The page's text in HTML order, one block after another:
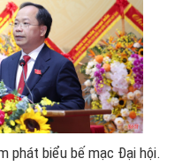
phát biểu bế mạc Đại hội.